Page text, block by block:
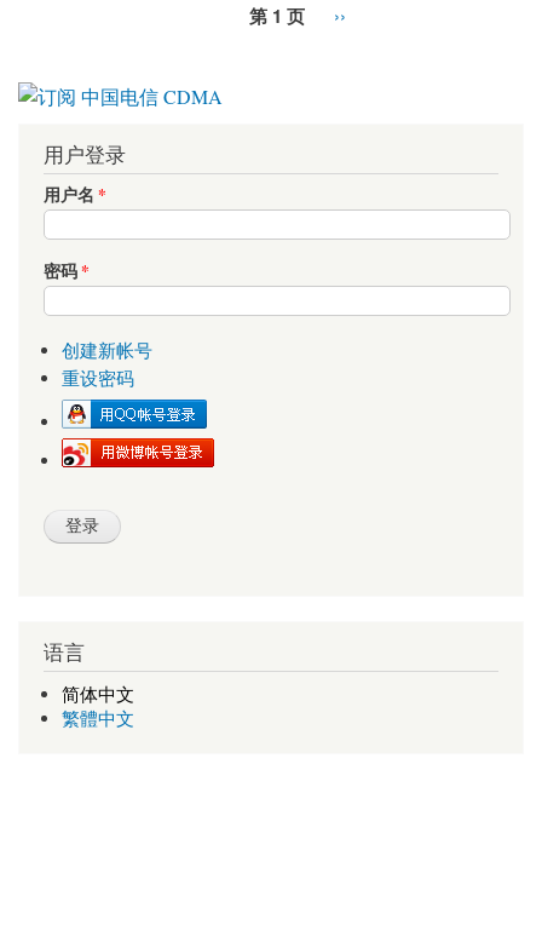
第 1 页 ››
用户登录
用户名 *
密码*
创建新帐号
重设密码
语言
简体中文
繁體中文